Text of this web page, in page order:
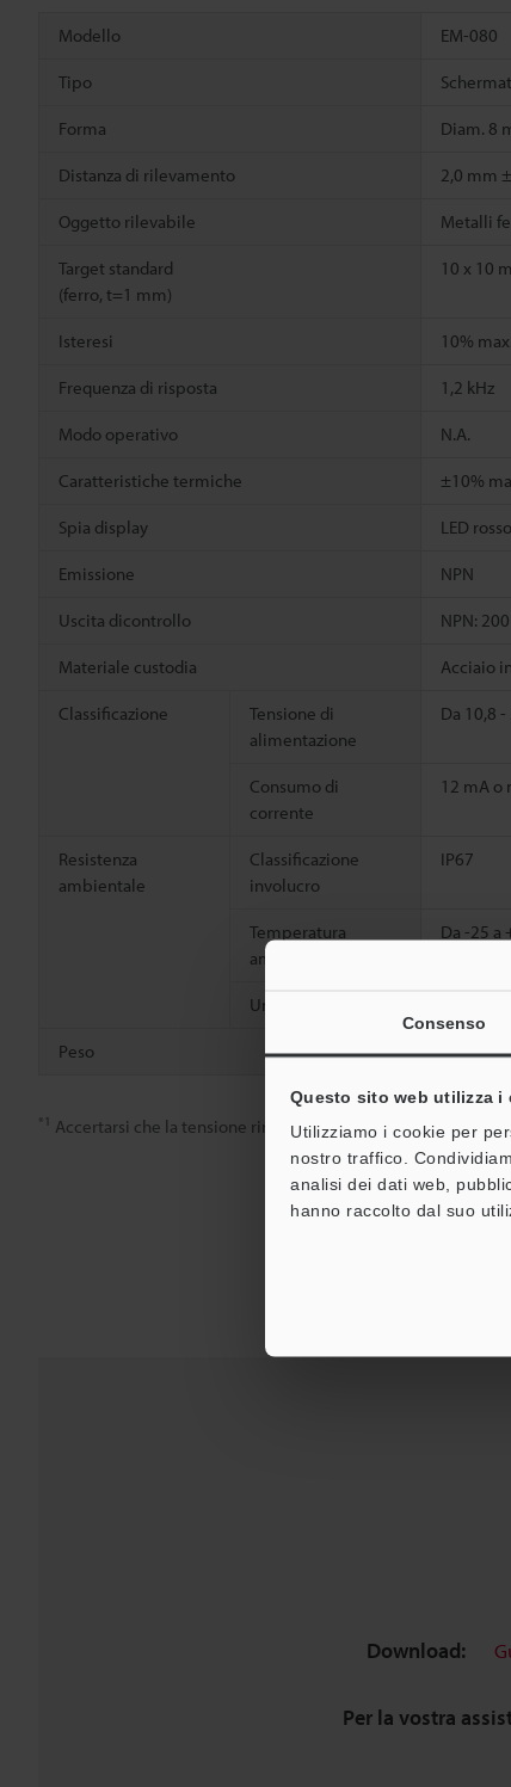
Consenso
Questo sito web utilizza i
Utilizziamo i cookie per
nostro traffico.
analisi dei dati web,
hanno raccolto dal suo
Modello EM-080
Tipo
Forma Diam. 8
Distanza di rilevamento 2,0 mm
Oggetto rilevabile Metalli
Target standard
(ferro, t=1 mm)
10 x 10
Isteresi 10%
Frequenza di risposta 1,2 kHz
Modo operativo N.A.
Caratteristiche termiche ±10%
Spia display LED rosso
Emissione NPN
Uscita dicontrollo NPN:
Materiale custodia Acciaio
Classificazione
Tensione di
alimentazione
Da 10,8
Consumo di
corrente
12 mA o
Resistenza
ambientale
Classificazione
involucro
IP67
Temperatura
ambiente
Da -25 a
Umidità relativa
Peso Circa 42
*1 Accertarsi che la tensione rimanga compresa fra 10,8 V e
Download:
Per la vostra